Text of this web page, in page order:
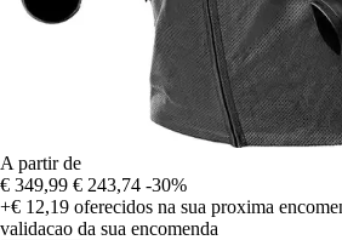
A partir de
€ 349,99 € 243,74 -30%
+€ 12,19 oferecidos na sua proxima
validacao da sua encomenda